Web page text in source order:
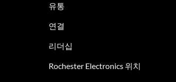
유통
연결
리더십
Rochester Electronics 위치